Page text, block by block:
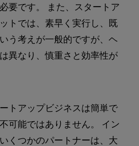
要です。 また、スタートア
トでは、素早く実行し、既
う考えが一般的ですが、ヘ
異なり、慎重さと効率性が
トアップビジネスは簡単で
可能ではありません。 イン
くつかのパートナーは、大